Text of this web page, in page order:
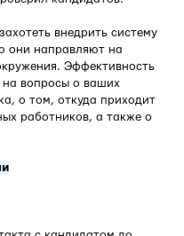
внедрить систему
они направляют на
Эффективность
на вопросы о ваших
о том, откуда приходит
работников, а также о